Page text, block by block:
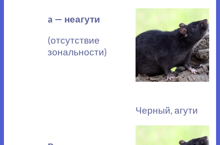
a — неагути
(отсутствие
зональности)
Черный, агути